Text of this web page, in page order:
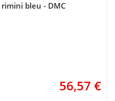
bleu - DMC
56,57 €